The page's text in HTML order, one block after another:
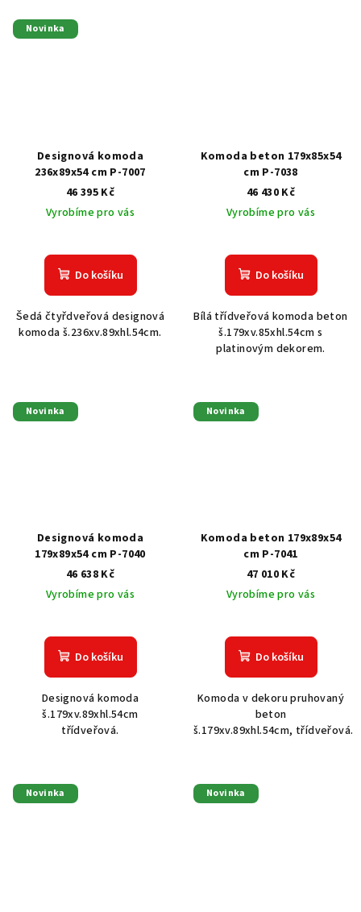
Novinka
Designová komoda
236x89x54 cm P-7007
46 395 Kč
Vyrobíme pro vás
Do košíku
Šedá čtyřdveřová designová
komoda š.236xv.89xhl.54cm.
Komoda beton 179x85x54
cm P-7038
46 430 Kč
Vyrobíme pro vás
Do košíku
Bílá třídveřová komoda beton
š.179xv.85xhl.54cm s
platinovým dekorem.
Novinka
Designová komoda
179x89x54 cm P-7040
46 638 Kč
Vyrobíme pro vás
Do košíku
Designová komoda
š.179xv.89xhl.54cm
třídveřová.
Novinka
Komoda beton 179x89x54
cm P-7041
47 010 Kč
Vyrobíme pro vás
Do košíku
Komoda v dekoru pruhovaný
beton
š.179xv.89xhl.54cm, třídveřová.
Novinka Novinka